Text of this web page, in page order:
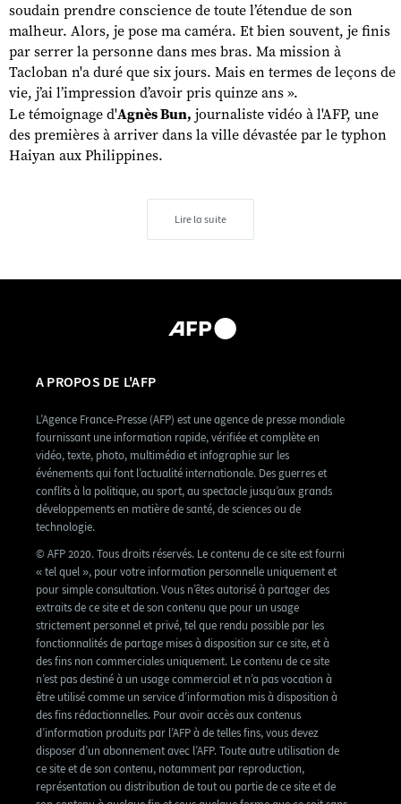
soudain prendre conscience de toute l’étendue de son
malheur. Alors, je pose ma caméra. Et bien souvent, je finis
par serrer la personne dans mes bras. Ma mission à
Tacloban n'a duré que six jours. Mais en termes de leçons de
vie, j’ai l’impression d’avoir pris quinze ans ».
Le témoignage d'Agnès Bun, journaliste vidéo à l'AFP, une
des premières à arriver dans la ville dévastée par le typhon
Haiyan aux Philippines.
Lire la suite
A PROPOS DE L'AFP
L’Agence France-Presse (AFP) est une agence de presse mondiale
fournissant une information rapide, vérifiée et complète en
vidéo, texte, photo, multimédia et infographie sur les
événements qui font l’actualité internationale. Des guerres et
conflits à la politique, au sport, au spectacle jusqu’aux grands
développements en matière de santé, de sciences ou de
technologie.
© AFP 2020. Tous droits réservés. Le contenu de ce site est fourni
« tel quel », pour votre information personnelle uniquement et
pour simple consultation. Vous n’êtes autorisé à partager des
extraits de ce site et de son contenu que pour un usage
strictement personnel et privé, tel que rendu possible par les
fonctionnalités de partage mises à disposition sur ce site, et à
des fins non commerciales uniquement. Le contenu de ce site
n’est pas destiné à un usage commercial et n’a pas vocation à
être utilisé comme un service d’information mis à disposition à
des fins rédactionnelles. Pour avoir accès aux contenus
d’information produits par l’AFP à de telles fins, vous devez
disposer d’un abonnement avec l’AFP. Toute autre utilisation de
ce site et de son contenu, notamment par reproduction,
représentation ou distribution de tout ou partie de ce site et de